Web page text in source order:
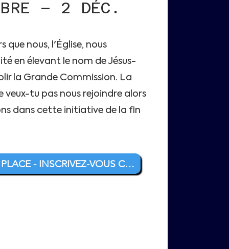
6008283409
SWIFT CODE:
– 2 DÉC.
que nous, l'Église, nous
en élevant le nom de Jésus-
la Grande Commission. La
veux-tu pas nous rejoindre alors
dans cette initiative de la fin
SAUVEGARDER MA PLACE - INSCRIVEZ-VOUS CLIQUEZ ICI